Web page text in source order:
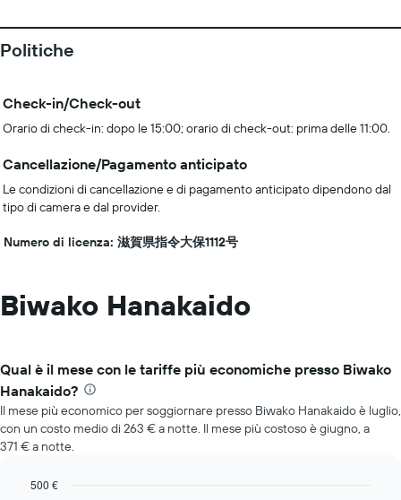
Politiche
Check-in/Check-out
Orario di check-in: dopo le 15:00; orario di check-out: prima delle 11:00.
Cancellazione/Pagamento anticipato
Le condizioni di cancellazione e di pagamento anticipato dipendono dal
tipo di camera e dal provider.
Numero di licenza: 滋賀県指令大保1112号
Biwako Hanakaido
Qual è il mese con le tariffe più economiche presso Biwako
Hanakaido?
Il mese più economico per soggiornare presso Biwako Hanakaido è luglio,
con un costo medio di 263 € a notte. Il mese più costoso è giugno, a
371 € a notte.
500 €